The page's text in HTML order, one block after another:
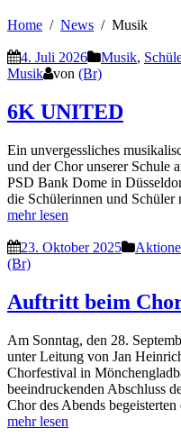
Home News Musik
4. Juli 2026 Musik,
Musik
von (Br)
6K UNITED
Ein unvergessliches
und der Chor unserer
PSD Bank Dome in
die Schülerinnen und
mehr lesen
23. Oktober 2025
(Br)
Auftritt beim
Am Sonntag, den 28.
unter Leitung von Jan
Chorfestival in
beeindruckenden Abschluss
Chor des Abends
mehr lesen